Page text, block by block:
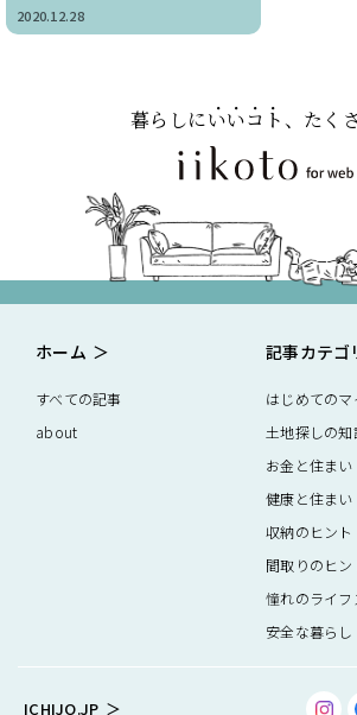
2020.12.28
暮らしにいいコト、たく
ホーム
すべての記事
about
記事カテゴ
はじめての
土地探しの知
お金と住まい
健康と住まい
収納のヒント
間取りのヒン
憧れのライフ
安全な暮らし
ICHIJO.JP